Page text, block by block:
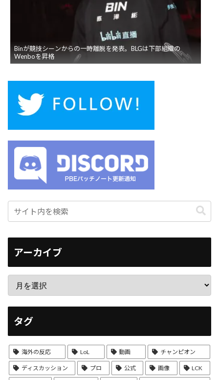
Binが競技シーンからの一時離脱を発表。BLGは下部組織の
Wenboを昇格
アーカイブ
タグ
海外の反応 LoL 動画 チャンピオン
ディスカッション プロ 公式 画像 LCK